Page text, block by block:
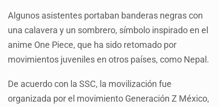
Algunos asistentes portaban banderas negras con
una calavera y un sombrero, símbolo inspirado en el
anime One Piece, que ha sido retomado por
movimientos juveniles en otros países, como Nepal.
De acuerdo con la SSC, la movilización fue
organizada por el movimiento Generación Z México,